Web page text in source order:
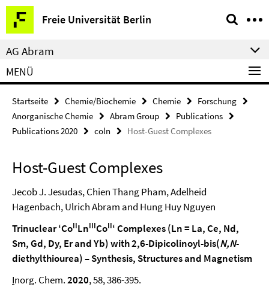
Springe
direkt
zu
Inhalt
Freie Universität Berlin
Service-
Navigation
AG Abram
MENÜ
Startseite Chemie/Biochemie Chemie
Forschung
Anorganische Chemie
Abram Group
Publications
Publications 2020
coln Host-Guest Complexes
Host-Guest Complexes
Jecob J. Jesudas, Chien Thang Pham, Adelheid
Hagenbach, Ulrich Abram and Hung Huy Nguyen
Trinuclear ‘CoIILnIIICoII‘ Complexes (Ln = La, Ce, Nd,
Sm, Gd, Dy, Er and Yb) with 2,6-Dipicolinoyl-bis(N,N-
diethylthiourea) – Synthesis, Structures and Magnetism
Inorg. Chem.2020, 58, 386-395.